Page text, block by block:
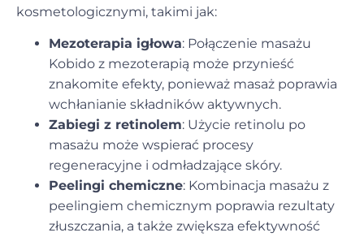
kosmetologicznymi, takimi jak:
Mezoterapia igłowa: Połączenie masażu
Kobido z mezoterapią może przynieść
znakomite efekty, ponieważ masaż poprawia
wchłanianie składników aktywnych.
Zabiegi z retinolem: Użycie retinolu po
masażu może wspierać procesy
regeneracyjne i odmładzające skóry.
Peelingi chemiczne: Kombinacja masażu z
peelingiem chemicznym poprawia rezultaty
złuszczania, a także zwiększa efektywność